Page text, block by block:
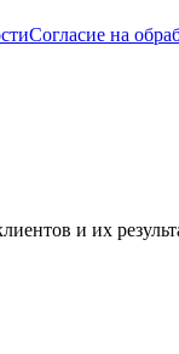
Согласие на
и их